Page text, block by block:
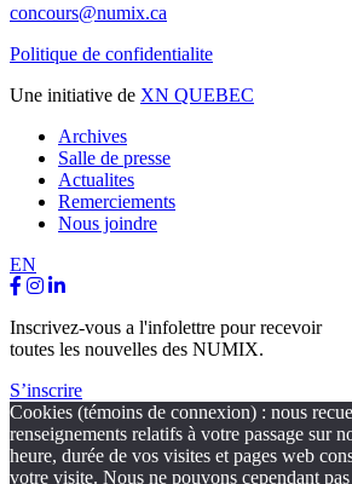
concours@numix.ca
Politique de confidentialite
Une initiative de XN QUEBEC
Archives
Salle de presse
Actualites
Remerciements
Nous joindre
EN
Inscrivez-vous a l'infolettre pour recevoir
toutes les nouvelles des NUMIX.
S’inscrire
Cookies (témoins de connexion) : nous
renseignements relatifs à votre passage sur
heure, durée de vos visites et pages web
votre visite. Nous ne pouvons cependant